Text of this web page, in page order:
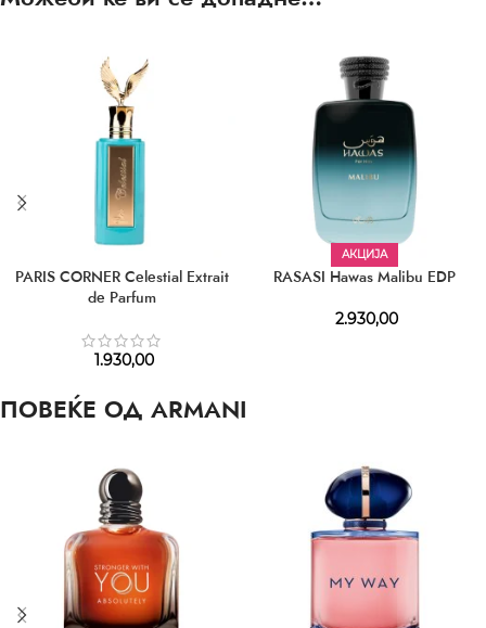
PARIS CORNER Celestial Extrait
de Parfum
1.930,00
АКЦИЈА
RASASI Hawas Malibu EDP
2.930,00
ПОВЕЌЕ ОД ARMANI